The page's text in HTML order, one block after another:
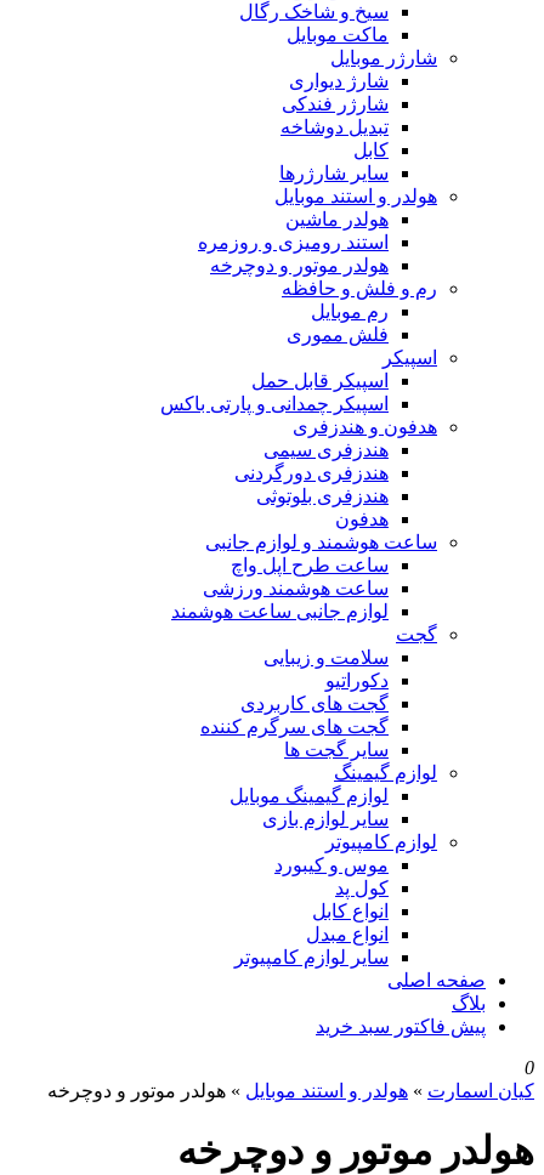
سیخ و شاخک رگال
ماکت موبایل
شارژر موبایل
شارژ دیواری
شارژر فندکی
تبدیل دوشاخه
کابل
سایر شارژرها
هولدر و استند موبایل
هولدر ماشین
استند رومیزی و روزمره
هولدر موتور و دوچرخه
رم و فلش و حافظه
رم موبایل
فلش مموری
اسپیکر
اسپیکر قابل حمل
اسپیکر چمدانی و پارتی باکس
هدفون و هندزفری
هندزفری سیمی
هندزفری دورگردنی
هندزفری بلوتوثی
هدفون
ساعت هوشمند و لوازم جانبی
ساعت طرح اپل واچ
ساعت هوشمند ورزشی
لوازم جانبی ساعت هوشمند
گجت
سلامت و زیبایی
دکوراتیو
گجت های کاربردی
گجت های سرگرم کننده
سایر گجت ها
لوازم گیمینگ
لوازم گیمینگ موبایل
سایر لوازم بازی
لوازم کامپیوتر
موس و کیبورد
کول پد
انواع کابل
انواع مبدل
سایر لوازم کامپیوتر
صفحه اصلی
بلاگ
پیش فاکتور سبد خرید
0
کیان اسمارت » هولدر و استند موبایل » هولدر موتور و دوچرخه
هولدر موتور و دوچرخه